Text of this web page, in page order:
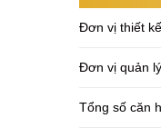
Đơn vị thiết
Đơn vị quản
Tổng số căn